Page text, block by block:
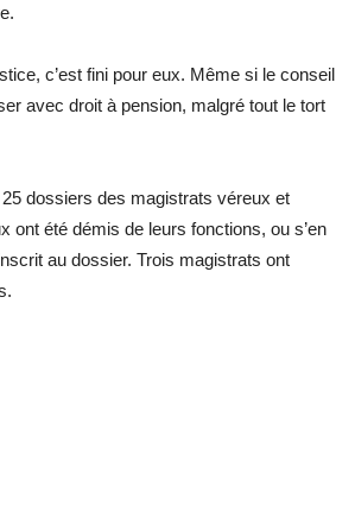
c’est fini pour eux. Même si le conseil
avec droit à pension, malgré tout le tort
dossiers des magistrats véreux et
ont été démis de leurs fonctions, ou s’en
au dossier. Trois magistrats ont